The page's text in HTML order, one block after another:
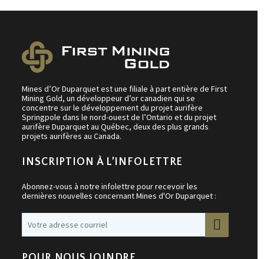
Mines d’Or Duparquet est une filiale à part entière de First
Mining Gold, un développeur d’or canadien qui se
concentre sur le développement du projet aurifère
Springpole dans le nord-ouest de l’Ontario et du projet
aurifère Duparquet au Québec, deux des plus grands
projets aurifères au Canada.
INSCRIPTION À L’INFOLETTRE
Abonnez-vous à notre infolettre pour recevoir les
dernières nouvelles concernant Mines d'Or Duparquet :